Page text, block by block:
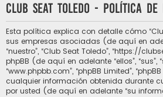
Club Seat Toledo - Política de
Esta política explica con detalle cómo
sus empresas asociadas (de aquí en
“nuestro”, “Club Seat Toledo”, “https://
phpBB (de aquí en adelante “ellos”, “sus”,
“www.phpbb.com”, “phpBB Limited”,
cualquier información obtenida durante
por usted (de aquí en adelante “su